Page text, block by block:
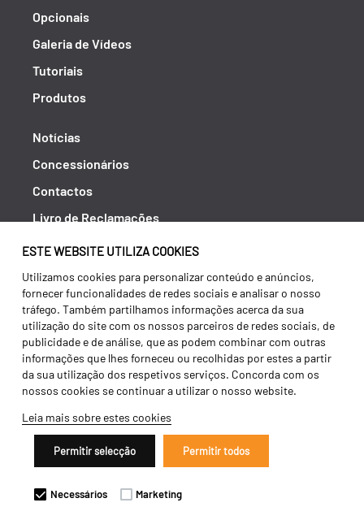
ESTE WEBSITE UTILIZA COOKIES
Utilizamos cookies para personalizar conteúdo e anúncios,
fornecer funcionalidades de redes sociais e analisar o nosso
tráfego. Também partilhamos informações acerca da sua
utilização do site com os nossos parceiros de redes sociais, de
publicidade e de análise, que as podem combinar com outras
informações que lhes forneceu ou recolhidas por estes a partir
da sua utilização dos respetivos serviços. Concorda com os
nossos cookies se continuar a utilizar o nosso website.
Leia mais sobre estes cookies
Permitir selecção Permitir todos
Necessários Marketing
Opcionais
Galeria de Vídeos
Tutoriais
Produtos
Notícias
Concessionários
Contactos
Livro de Reclamações
Política de Privacidade
Canal de Denúncias (RGPC)
Termos e condições